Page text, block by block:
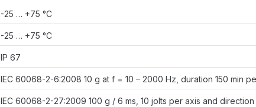
-25 … +75 °C
-25 … +75 °C
IP 67
IEC 60068-2-6:2008 10 g at f = 10 – 2000 Hz, duration 150 min
IEC 60068-2-27:2009 100 g / 6 ms, 10 jolts per axis and direction